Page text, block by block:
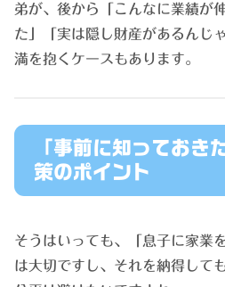
弟が、後から「こんなに業績が
た」「実は隠し財産があるんじ
満を抱くケースもあります。
「事前に知っておき
策のポイント
そうはいっても、「息子に家業
は大切ですし、それを納得して